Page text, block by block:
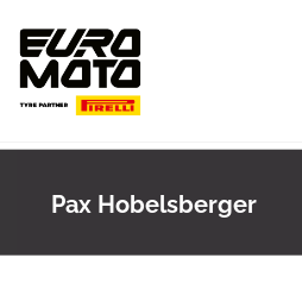
content
Pax Hobelsberger